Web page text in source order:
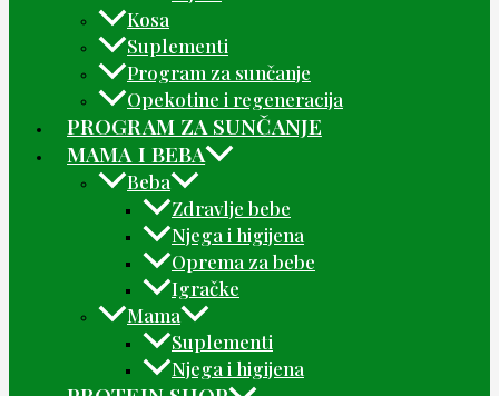
Kosa
Suplementi
Program za sunčanje
Opekotine i regeneracija
PROGRAM ZA SUNČANJE
MAMA I BEBA
Beba
Zdravlje bebe
Njega i higijena
Oprema za bebe
Igračke
Mama
Suplementi
Njega i higijena